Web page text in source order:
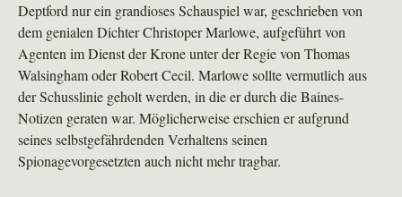
Deptford nur ein grandioses Schauspiel war, geschrieben von
dem genialen Dichter Christoper Marlowe, aufgeführt von
Agenten im Dienst der Krone unter der Regie von Thomas
Walsingham oder Robert Cecil. Marlowe sollte vermutlich aus
der Schusslinie geholt werden, in die er durch die Baines-
Notizen geraten war. Möglicherweise erschien er aufgrund
seines selbstgefährdenden Verhaltens seinen
Spionagevorgesetzten auch nicht mehr tragbar.